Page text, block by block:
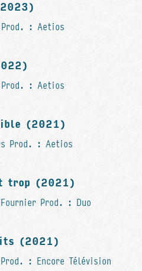
: Aetios
: Aetios
(2021)
Prod. : Aetios
trop (2021)
Prod. : Duo
(2021)
: Encore Télévision